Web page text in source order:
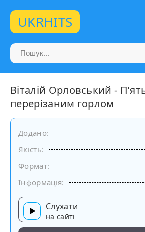
UKRHITS
Віталій Орловський -
перерізаним горлом
Додано:
Якість:
Формат:
Інформація:
Слухати
на сайті